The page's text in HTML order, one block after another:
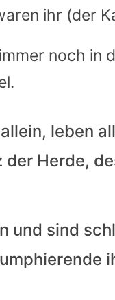
ihr (der
noch in
leben
Herde,
und sind